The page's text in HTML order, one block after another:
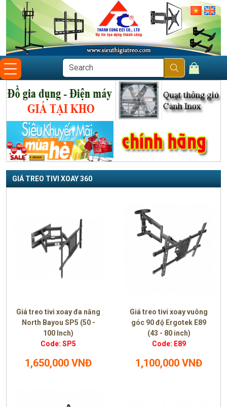
GIÁ TREO TIVI XOAY 360
Giá treo tivi xoay đa năng
North Bayou SP5 (50 -
100 Inch)
Code: SP5
1,650,000 VNĐ
Giá treo tivi xoay vuông
góc 90 độ Ergotek E89
(43 - 80 inch)
Code: E89
1,100,000 VNĐ